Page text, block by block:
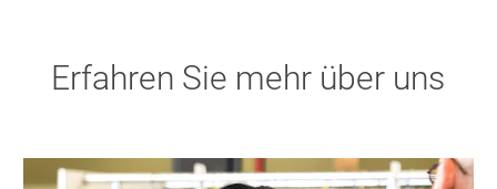
Erfahren Sie mehr über uns